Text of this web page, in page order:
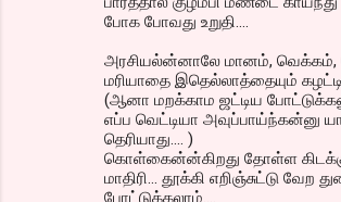
போக போவது உறுதி....
அரசியல்ன்னாலே மானம், வெக்கம்,
மரியாதை இதெல்லாத்தையும் கழட்டி
(ஆனா மறக்காம ஜட்டிய
எப்ப வெட்டியா அவுப்பாய்ந்கன்னு
தெரியாது.... )
கொள்கைன்ன்கிறது தோள்ள
மாதிரி... தூக்கி எறிஞ்சுட்டு வேற
போட்டுக்கலாம்....